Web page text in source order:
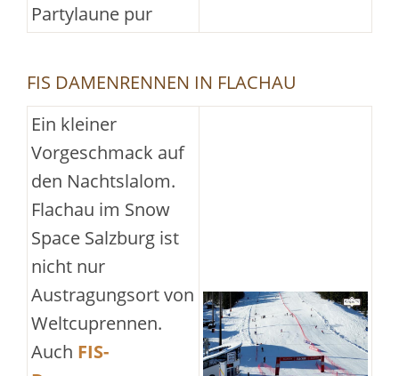
Partylaune pur
FIS DAMENRENNEN IN FLACHAU
Ein kleiner
Vorgeschmack auf
den Nachtslalom.
Flachau im Snow
Space Salzburg ist
nicht nur
Austragungsort von
Weltcuprennen.
Auch FIS-